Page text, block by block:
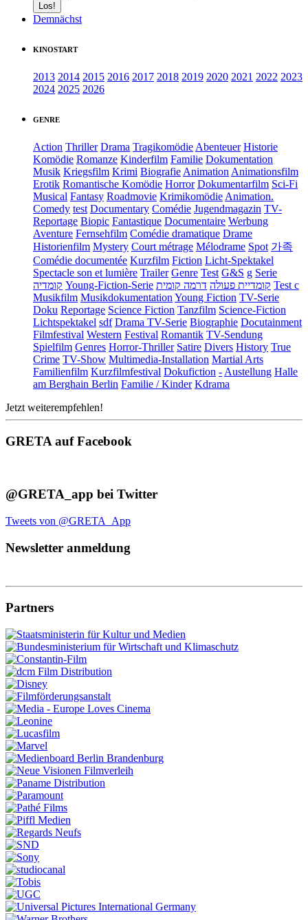
Demnächst
KINOSTART
2013 2014 2015 2016 2017 2018 2019 2020 2021 2022 2023
2024 2025 2026
GENRE
Action Thriller Drama Tragikomödie Abenteuer Historie
Komödie Romanze Kinderfilm Familie Dokumentation
Musik Kriegsfilm Krimi Biografie Animation Animationsfilm
Erotik Romantische Komödie Horror Dokumentarfilm Sci-Fi
Musical Fantasy Roadmovie Krimikomödie Animation.
Comedy test Documentary Comédie Jugendmagazin TV-
Reportage Biopic Fantastique Documentaire Werbung
Aventure Fernsehfilm Comédie dramatique Drame
Historienfilm Mystery Court métrage Mélodrame Spot 가족
Comédie documentée Kurzfilm Fiction Licht-Spektakel
Spectacle son et lumière Trailer Genre Test G&S g Serie
קומדיה Young-Fiction-Serie קומדיית פעולה דרמה קומית
Test c
Musikfilm Musikdokumentation Young Fiction TV-Serie
Doku Reportage Science Fiction Tanzfilm Science-Fiction
Lichtspektakel sdf Drama TV-Serie Biographie Docutainment
Filmfestival Western Festival Romantik TV-Sendung
Spielfilm Genres Horror-Thriller Satire Divers History True
Crime TV-Show Multimedia-Installation Martial Arts
Familienfilm Kurzfilmfestival Dokufiction - Austellung Halle
am Berghain Berlin Familie / Kinder Kdrama
Jetzt weiterempfehlen!
GRETA auf Facebook
@GRETA_app bei Twitter
Tweets von @GRETA_App
Newsletter anmeldung
Partners